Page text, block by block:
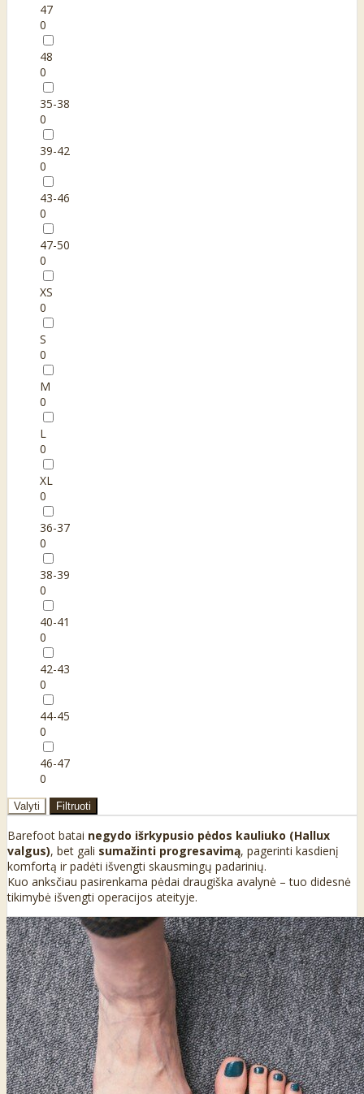
47
0
48
0
35-38
0
39-42
0
43-46
0
47-50
0
XS
0
S
0
M
0
L
0
XL
0
36-37
0
38-39
0
40-41
0
42-43
0
44-45
0
46-47
0
Valyti Filtruoti
Barefoot batai negydo išrkypusio pėdos kauliuko (Hallux
valgus), bet gali sumažinti progresavimą, pagerinti kasdienį
komfortą ir padėti išvengti skausmingų padarinių.
Kuo anksčiau pasirenkama pėdai draugiška avalynė – tuo didesnė
tikimybė išvengti operacijos ateityje.